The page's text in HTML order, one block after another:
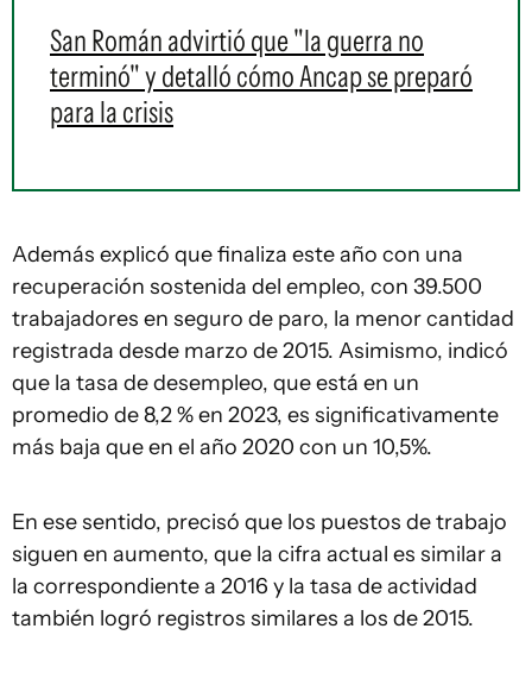
San Román advirtió que "la guerra no
terminó" y detalló cómo Ancap se preparó
para la crisis
Además explicó que finaliza este año con una
recuperación sostenida del empleo, con 39.500
trabajadores en seguro de paro, la menor cantidad
registrada desde marzo de 2015. Asimismo, indicó
que la tasa de desempleo, que está en un
promedio de 8,2 % en 2023, es significativamente
más baja que en el año 2020 con un 10,5%.
En ese sentido, precisó que los puestos de trabajo
siguen en aumento, que la cifra actual es similar a
la correspondiente a 2016 y la tasa de actividad
también logró registros similares a los de 2015.